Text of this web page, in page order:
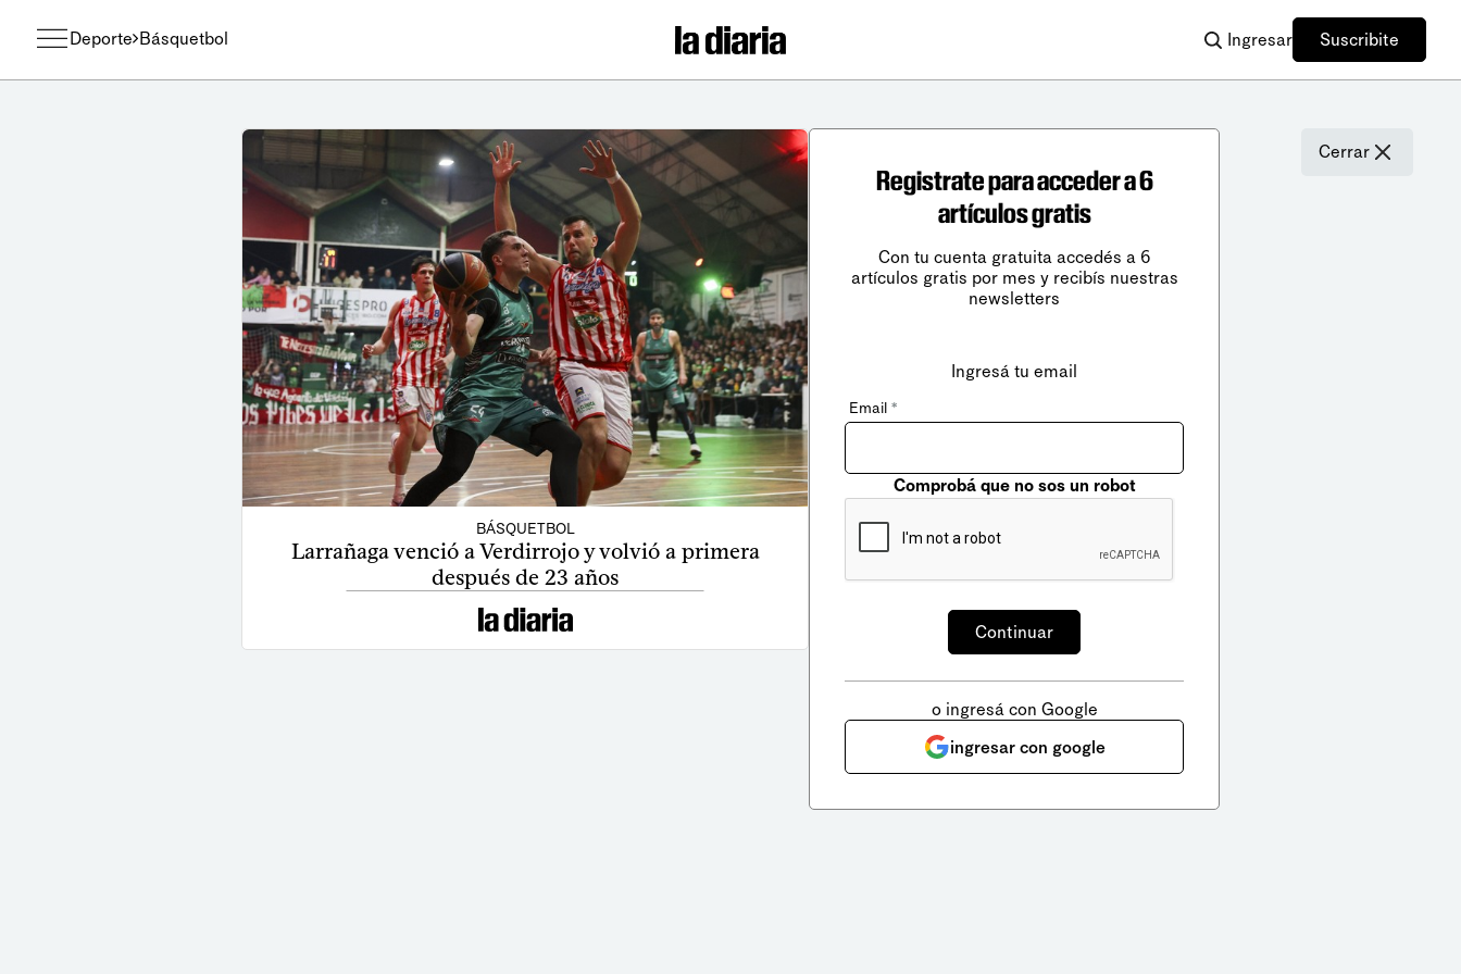
Deporte Básquetbol Ingresar Suscribite
BÁSQUETBOL
Larrañaga venció a Verdirrojo y volvió a primera
después de 23 años
Cerrar
Registrate para acceder a 6
artículos gratis
Con tu cuenta gratuita accedés a 6
artículos gratis por mes y recibís nuestras
newsletters
Ingresá tu email
Email *
Comprobá que no sos un robot
o ingresá con Google
ingresar con google